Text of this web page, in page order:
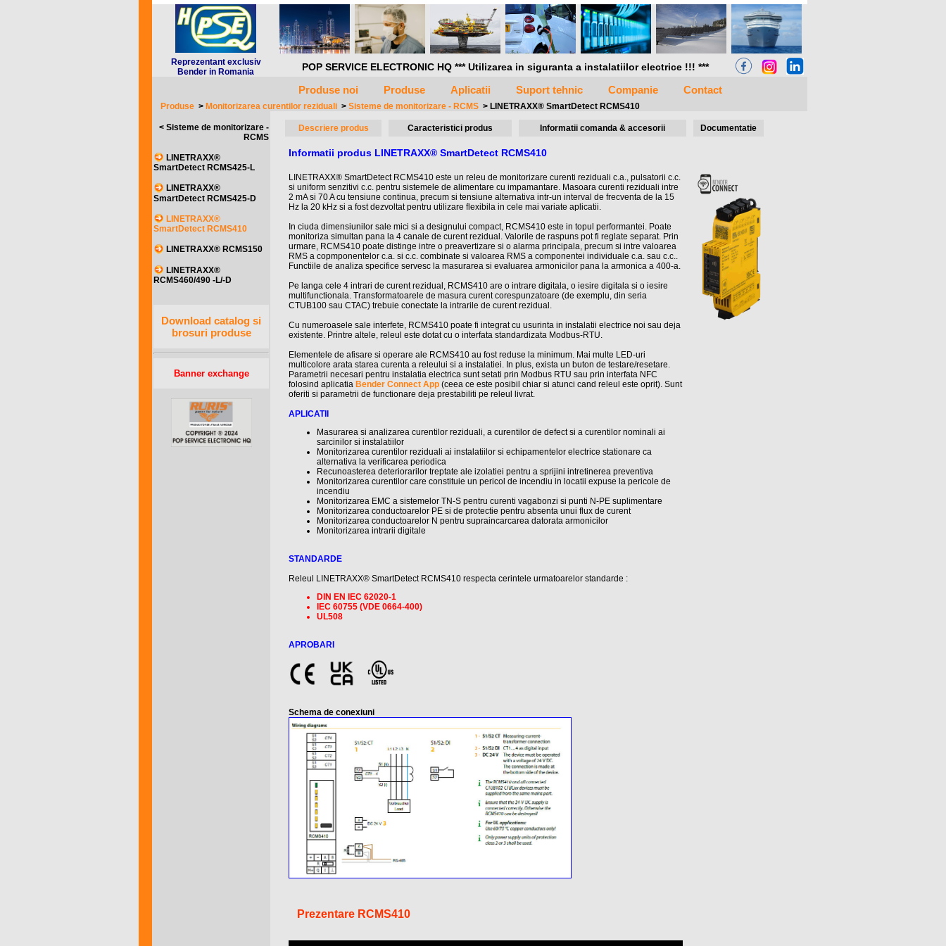
Reprezentant exclusiv
Bender in Romania
POP SERVICE ELECTRONIC HQ *** Utilizarea in siguranta a instalatiilor electrice !!! ***
Produse noi Produse Aplicatii Suport tehnic Companie Contact
Produse > Monitorizarea curentilor reziduali > Sisteme de monitorizare - RCMS > LINETRAXX® SmartDetect RCMS410
< Sisteme de monitorizare -
RCMS
LINETRAXX®
SmartDetect RCMS425-L
LINETRAXX®
SmartDetect RCMS425-D
LINETRAXX®
SmartDetect RCMS410
LINETRAXX® RCMS150
LINETRAXX®
RCMS460/490 -L/-D
Download catalog si
brosuri produse
Banner exchange
Descriere produs Caracteristici produs Informatii comanda & accesorii Documentatie
Informatii produs LINETRAXX® SmartDetect RCMS410
LINETRAXX® SmartDetect RCMS410 este un releu de monitorizare curenti reziduali c.a., pulsatorii c.c.
si uniform senzitivi c.c. pentru sistemele de alimentare cu impamantare. Masoara curenti reziduali intre
2 mA si 70 A cu tensiune continua, precum si tensiune alternativa intr-un interval de frecventa de la 15
Hz la 20 kHz si a fost dezvoltat pentru utilizare flexibila in cele mai variate aplicatii.
In ciuda dimensiunilor sale mici si a designului compact, RCMS410 este in topul performantei. Poate
monitoriza simultan pana la 4 canale de curent rezidual. Valorile de raspuns pot fi reglate separat. Prin
urmare, RCMS410 poate distinge intre o preavertizare si o alarma principala, precum si intre valoarea
RMS a copmponentelor c.a. si c.c. combinate si valoarea RMS a componentei individuale c.a. sau c.c..
Functiile de analiza specifice servesc la masurarea si evaluarea armonicilor pana la armonica a 400-a.
Pe langa cele 4 intrari de curent rezidual, RCMS410 are o intrare digitala, o iesire digitala si o iesire
multifunctionala. Transformatoarele de masura curent corespunzatoare (de exemplu, din seria
CTUB100 sau CTAC) trebuie conectate la intrarile de curent rezidual.
Cu numeroasele sale interfete, RCMS410 poate fi integrat cu usurinta in instalatii electrice noi sau deja
existente. Printre altele, releul este dotat cu o interfata standardizata Modbus-RTU.
Elementele de afisare si operare ale RCMS410 au fost reduse la minimum. Mai multe LED-uri
multicolore arata starea curenta a releului si a instalatiei. In plus, exista un buton de testare/resetare.
Parametrii necesari pentru instalatia electrica sunt setati prin Modbus RTU sau prin interfata NFC
folosind aplicatia Bender Connect App (ceea ce este posibil chiar si atunci cand releul este oprit). Sunt
oferiti si parametrii de functionare deja prestabiliti pe releul livrat.
APLICATII
Masurarea si analizarea curentilor reziduali, a curentilor de defect si a curentilor nominali ai
sarcinilor si instalatiilor
Monitorizarea curentilor reziduali ai instalatiilor si echipamentelor electrice stationare ca
alternativa la verificarea periodica
Recunoasterea deteriorarilor treptate ale izolatiei pentru a sprijini intretinerea preventiva
Monitorizarea curentilor care constituie un pericol de incendiu in locatii expuse la pericole de
incendiu
Monitorizarea EMC a sistemelor TN-S pentru curenti vagabonzi si punti N-PE suplimentare
Monitorizarea conductoarelor PE si de protectie pentru absenta unui flux de curent
Monitorizarea conductoarelor N pentru supraincarcarea datorata armonicilor
Monitorizarea intrarii digitale
STANDARDE
Releul LINETRAXX® SmartDetect RCMS410 respecta cerintele urmatoarelor standarde :
DIN EN IEC 62020-1
IEC 60755 (VDE 0664-400)
UL508
APROBARI
Schema de conexiuni
Prezentare RCMS410